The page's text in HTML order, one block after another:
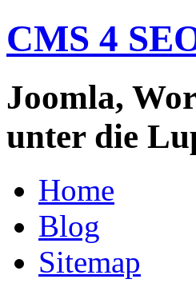
CMS 4
Joomla,
unter die
Home
Blog
Sitemap